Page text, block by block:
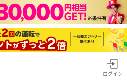
ログイン